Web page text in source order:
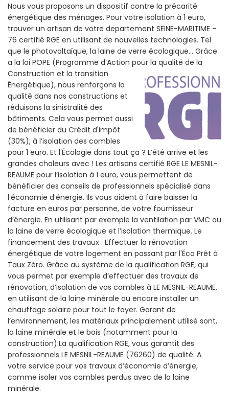
Nous vous proposons un dispositif contre la précarité
énergétique des ménages. Pour votre isolation à 1 euro,
trouver un artisan de votre departement SEINE-MARITIME -
76 certifié RGE en utilisant de nouvelles technologies. Tel
que le photovoltaïque, la laine de verre écologique... Grâce
a la loi POPE (Programme d’Action pour la qualité de la
Construction et la transition
Énergétique), nous renforçons la
qualité dans nos constructions et
réduisons la sinistralité des
bâtiments. Cela vous permet aussi
de bénéficier du Crédit d'impôt
(30%), à l’isolation des combles
pour 1 euro. Et l'Écologie dans tout ça ? L’été arrive et les
grandes chaleurs avec ! Les artisans certifié RGE LE MESNIL-
REAUME pour l’isolation à 1 euro, vous permettent de
bénéficier des conseils de professionnels spécialisé dans
l’économie d’énergie. Ils vous aident à faire baisser la
facture en euros par personne, de votre fournisseur
d’énergie. En utilisant par exemple la ventilation par VMC ou
la laine de verre écologique et l’isolation thermique. Le
financement des travaux : Effectuer la rénovation
énergétique de votre logement en passant par l'Éco Prêt à
Taux Zéro. Grâce au système de la qualification RGE, qui
vous permet par exemple d’effectuer des travaux de
rénovation, d’isolation de vos combles à LE MESNIL-REAUME,
en utilisant de la laine minérale ou encore installer un
chauffage solaire pour tout le foyer. Garant de
l’environnement, les matériaux principalement utilisé sont,
la laine minérale et le bois (notamment pour la
construction).La qualification RGE, vous garantit des
professionnels LE MESNIL-REAUME (76260) de qualité. A
votre service pour vos travaux d’économie d’énergie,
comme isoler vos combles perdus avec de la laine
minérale.